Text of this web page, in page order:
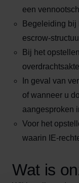
een
Begeleiding bij
escrow-
Bij het
In geval van
of wanneer u
aangesproken
Voor het
waarin IE-
Wat is